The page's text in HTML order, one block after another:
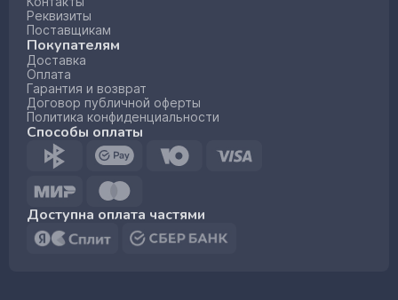
Реквизиты
Поставщикам
Покупателям
Доставка
Оплата
Гарантия и возврат
Договор публичной оферты
Политика конфиденциальности
Способы оплаты
Доступна оплата частями